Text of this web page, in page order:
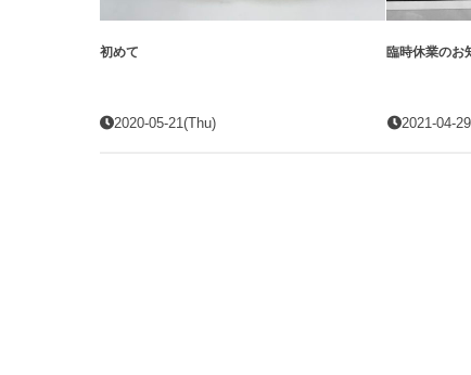
初めて
2020-05-21(Thu)
臨時休業のお
2021-04-